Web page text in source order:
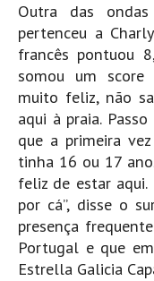
Outra das
pertenceu a
francês pontuou
somou um
muito feliz, não
aqui à praia.
que a primeira
tinha 16 ou 17
feliz de estar aqui.
por cá”, disse o
presença
Portugal e que
Estrella Galicia